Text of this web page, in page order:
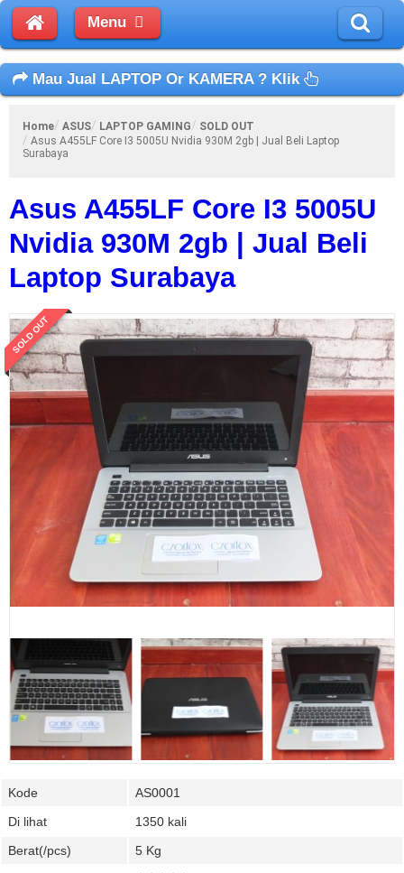
Menu
Mau Jual LAPTOP Or KAMERA ? Klik
Home ASUS LAPTOP GAMING
SOLD OUT
Asus A455LF Core I3 5005U Nvidia 930M 2gb | Jual Beli Laptop
Surabaya
Asus A455LF Core I3 5005U
Nvidia 930M 2gb | Jual Beli
Laptop Surabaya
SOLD OUT
Kode
AS0001
Di lihat
1350 kali
Berat(/pcs)
5 Kg